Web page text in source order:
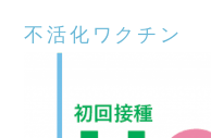
不活化ワクチン